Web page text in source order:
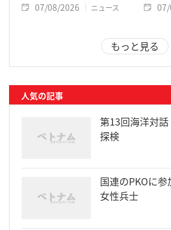
07/08/2026 ニュース
もっと見る
人気の記事
第13回海洋対
探検
国連のPKOに
女性兵士